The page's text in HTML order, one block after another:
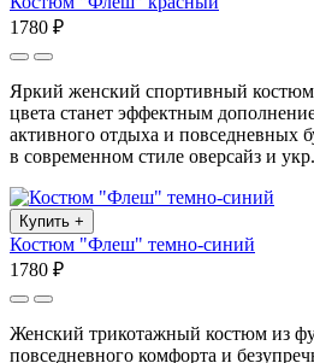
1780 ₽
Яркий женский спортивный
цвета станет эффектным
активного отдыха и повседневных
в современном стиле оверсайз и
Купить +
Костюм "Флеш" темно-синий
1780 ₽
Женский трикотажный костюм из
повседневного комфорта и